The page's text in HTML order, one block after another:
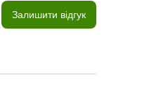
Залишити відгук